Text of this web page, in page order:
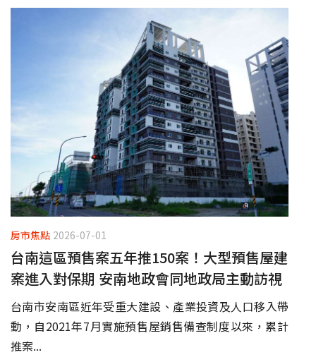
房市焦點 2026-07-01
台南這區預售案五年推150案！大型預售屋建
案進入對保期 安南地政會同地政局主動訪視
台南市安南區近年受重大建設、產業投資及人口移入帶
動，自2021年7月實施預售屋銷售備查制度以來，累計
推案...